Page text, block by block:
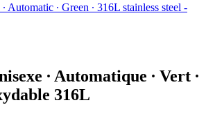
∙ Automatique ∙ Vert ∙
316L